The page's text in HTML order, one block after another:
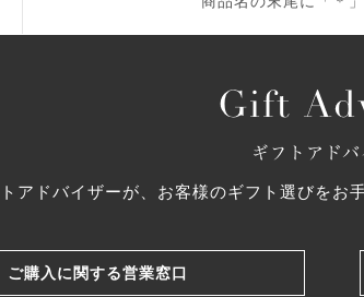
アドバイザーが、お客様のギフト選びをお
ご購入に関する営業窓口